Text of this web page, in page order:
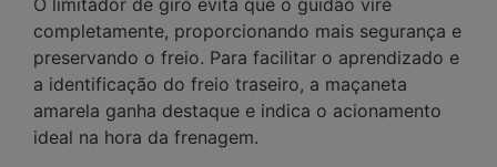
O limitador de giro evita que o guidão vire
completamente, proporcionando mais segurança e
preservando o freio. Para facilitar o aprendizado e
a identificação do freio traseiro, a maçaneta
amarela ganha destaque e indica o acionamento
ideal na hora da frenagem.